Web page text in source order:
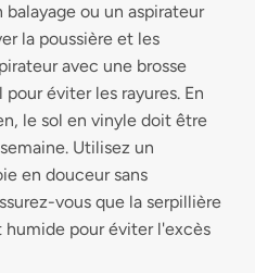
ou un aspirateur
la poussière et les
avec une brosse
éviter les rayures. En
le sol en vinyle doit être
Utilisez un
en douceur sans
vous que la serpillière
pour éviter l'excès